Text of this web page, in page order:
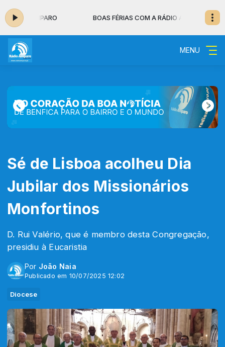
AMPARO BOAS FÉRIAS COM A RÁDIO AMPARO
MENU
Sé de Lisboa acolheu Dia
Jubilar dos Missionários
Monfortinos
D. Rui Valério, que é membro desta Congregação,
presidiu à Eucaristia
Por João Naia
Publicado em 10/07/2025 12:02
Diocese